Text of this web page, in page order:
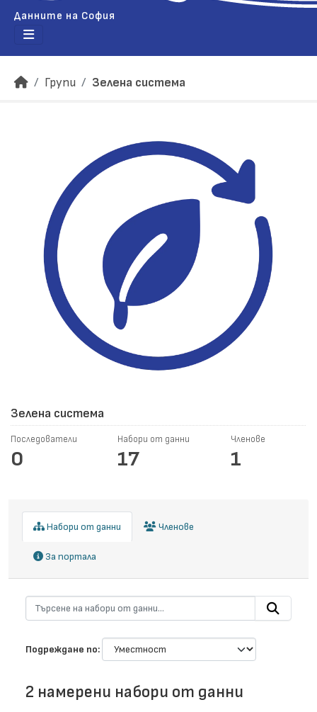
Данните на София
Групи Зелена система
Зелена система
Последователи
0
Набори от данни
17
Членове
1
Набори от данни Членове
За портала
Подреждане по
2 намерени набори от данни